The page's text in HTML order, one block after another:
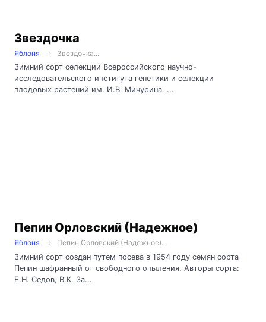
Звездочка
Яблоня
Звездочка...
Зимний сорт селекции Всероссийского научно-
исследовательского института генетики и селекции
плодовых растений им. И.В. Мичурина. ...
Пепин Орловский (Надежное)
Яблоня
Пепин Орловский (Надежное)...
Зимний сорт создан путем посева в 1954 году семян сорта
Пепин шафранный от свободного опыления. Авторы сорта:
Е.Н. Седов, В.К. За...